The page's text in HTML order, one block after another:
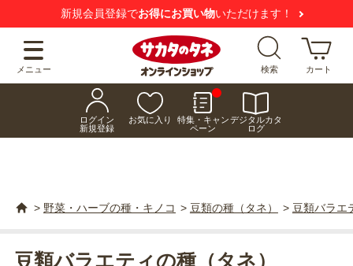
新規会員登録でお得にお買い物いただけます！
メニュー 検索 カート
ログイン
新規登録
お気に入り
特集・キャン
ペーン
デジタルカタ
ログ
> 野菜・ハーブの種・キノコ > 豆類の種（タネ） > 豆類バラエ
豆類バラエティの種（タネ）